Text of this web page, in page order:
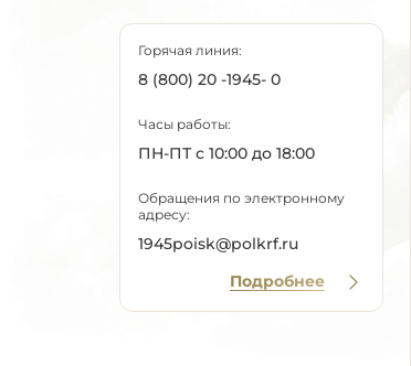
Горячая линия:
8 (800) 20 -1945- 0
Часы работы:
ПН-ПТ с 10:00 до 18:00
Обращения по электронному
адресу:
1945poisk@polkrf.ru
Подробнее